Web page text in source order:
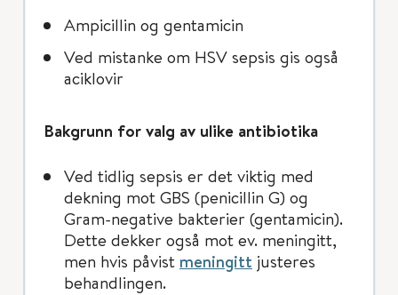
Ampicillin og gentamicin
Ved mistanke om HSV sepsis gis også
aciklovir
Bakgrunn for valg av ulike antibiotika
Ved tidlig sepsis er det viktig med
dekning mot GBS (penicillin G) og
Gram-negative bakterier (gentamicin).
Dette dekker også mot ev. meningitt,
men hvis påvist meningitt justeres
behandlingen.